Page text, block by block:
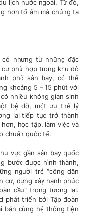
lịch nước ngoài. Từ đó,
hơn tổ ấm mà chúng ta
nhưng từ những đặc
phù hợp trong khu đô
phố sân bay, có thể
khoảng 5 – 15 phút với
nhiều không gian sinh
bệ đỡ, một ưu thế lý
lai tiếp tục trở thành
học tập, làm việc và
chuẩn quốc tế.
vực gần sân bay quốc
bước được hình thành,
người trẻ “công dân
cư, dựng xây hạnh phúc
cầu” trong tương lai.
phát triển bởi Tập đoàn
bản cùng hệ thống tiện